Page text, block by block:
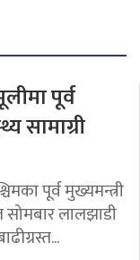
पूर्व
सामाग्री
पूर्व मुख्यमन्त्री
सोमबार लालझाडी